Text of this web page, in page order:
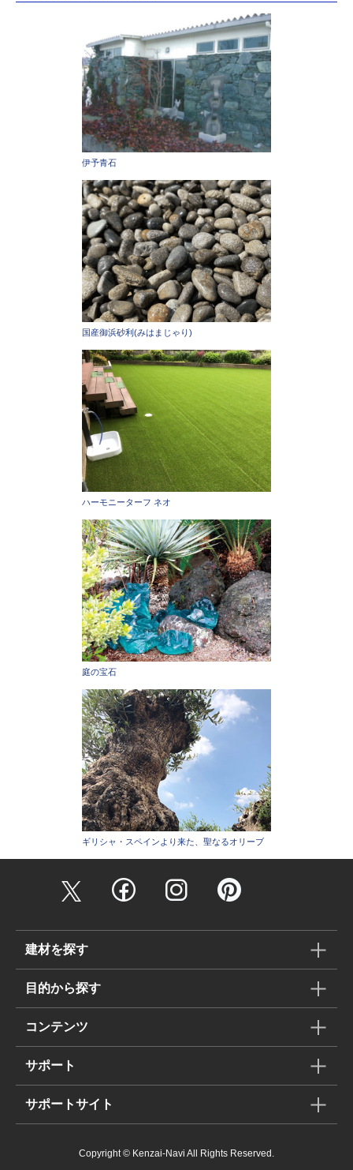
伊予青石
国産御浜砂利(みはまじゃり)
ハーモニーターフ ネオ
庭の宝石
ギリシャ・スペインより来た、聖なるオリーブ
建材を探す
目的から探す
コンテンツ
サポート
サポートサイト
Copyright © Kenzai-Navi All Rights Reserved.